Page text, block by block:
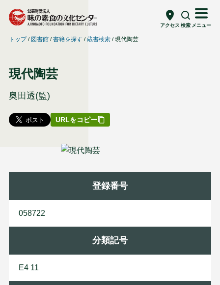
アクセス 検索 メニュー
トップ 図書館 書籍を探す 蔵書検索 現代陶芸
現代陶芸
奥田透(監)
URLをコピー
登録番号
058722
分類記号
E4 11